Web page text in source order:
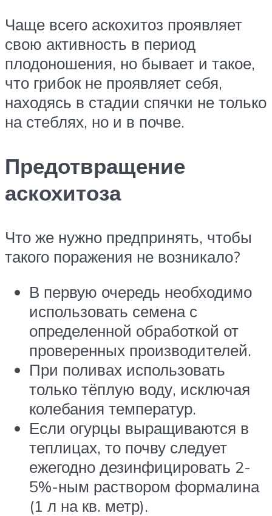
Чаще всего аскохитоз про­являет
свою активность в период
плодоношения, но бывает и такое,
что грибок не проявляет себя,
находясь в стадии спячки не только
на стеблях, но и в почве.
Предотвращение
аскохитоза
Что же нужно предпри­нять, чтобы
такого пораже­ния не возникало?
В первую очередь необходимо
исполь­зовать семена с
определенной обработкой от
проверенных производителей.
При поли­вах использовать
только тё­плую воду, исключая
колеба­ния температур.
Если огурцы выращиваются в
теплицах, то почву следует
ежегодно дезинфицировать 2-
5%-ным раствором формалина
(1 л на кв. метр).